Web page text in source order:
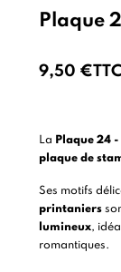
Plaque
9,50 €TTC
La Plaque 24
plaque de
Ses motifs
printaniers
lumineux,
romantiques.